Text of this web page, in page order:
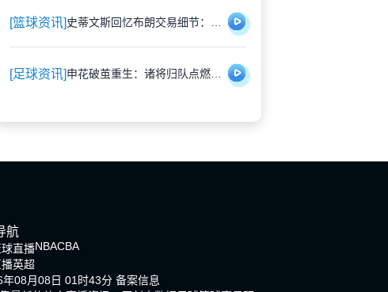
[篮球资讯]
[足球资讯]
航
直播NBACBA
播英超
08月08日 01时43分 备案信息